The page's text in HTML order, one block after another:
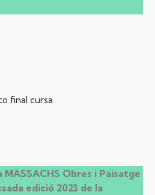
final cursa
MASSACHS Obres i Paisatge
edició 2023 de la